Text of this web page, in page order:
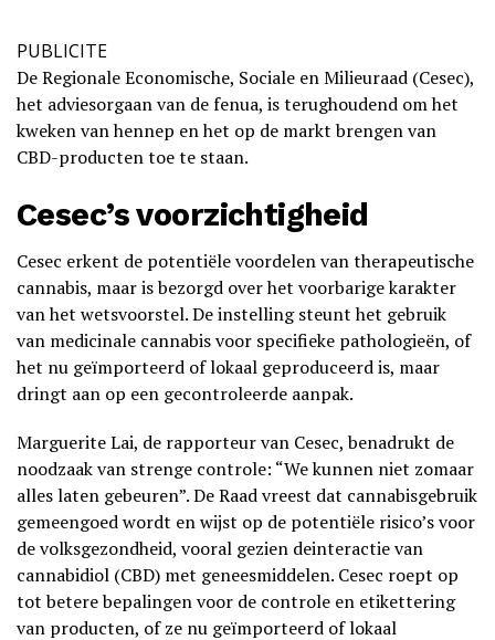
PUBLICITE
De Regionale Economische, Sociale en Milieuraad (Cesec),
het adviesorgaan van de fenua, is terughoudend om het
kweken van hennep en het op de markt brengen van
CBD-producten toe te staan.
Cesec’s voorzichtigheid
Cesec erkent de potentiële voordelen van therapeutische
cannabis, maar is bezorgd over het voorbarige karakter
van het wetsvoorstel. De instelling steunt het gebruik
van medicinale cannabis voor specifieke pathologieën, of
het nu geïmporteerd of lokaal geproduceerd is, maar
dringt aan op een gecontroleerde aanpak.
Marguerite Lai, de rapporteur van Cesec, benadrukt de
noodzaak van strenge controle: “We kunnen niet zomaar
alles laten gebeuren”. De Raad vreest dat cannabisgebruik
gemeengoed wordt en wijst op de potentiële risico’s voor
de volksgezondheid, vooral gezien deinteractie van
cannabidiol (CBD) met geneesmiddelen. Cesec roept op
tot betere bepalingen voor de controle en etikettering
van producten, of ze nu geïmporteerd of lokaal